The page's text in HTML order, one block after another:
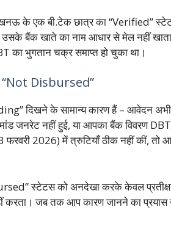
के एक बी.टेक छात्र का “Verified”
उसके बैंक खाते का नाम आधार से मेल नहीं
का भुगतान चक्र समाप्त हो चुका था।
Disbursed”
दिखने के सामान्य कारण हैं – आवेदन अभी
जनरेट नहीं हुई, या आपका बैंक विवरण
फरवरी 2026) में त्रुटियाँ ठीक नहीं कीं,
स्टेटस को अनदेखा करके केवल
करता। जब तक आप कारण जानने का